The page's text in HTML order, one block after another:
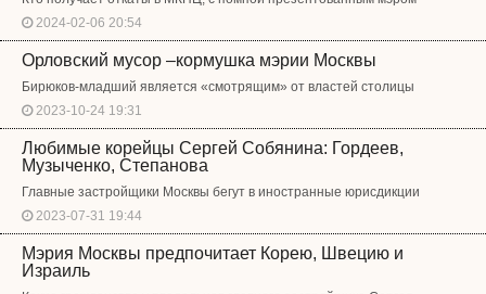
2024-02-06 20:54
Орловский мусор –кормушка мэрии Москвы
Бирюков-младший является «смотрящим» от властей столицы
2023-10-24 19:31
Любимые корейцы Сергей Собянина: Гордеев,
Музыченко, Степанова
Главные застройщики Москвы бегут в иностранные юрисдикции
2023-07-31 19:44
Мэрия Москвы предпочитает Корею, Швецию и
Израиль